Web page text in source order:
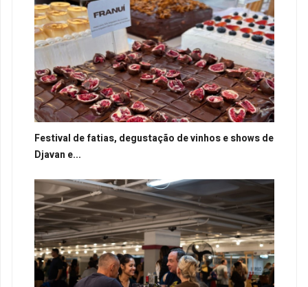
Festival de fatias, degustação de vinhos e shows de
Djavan e...